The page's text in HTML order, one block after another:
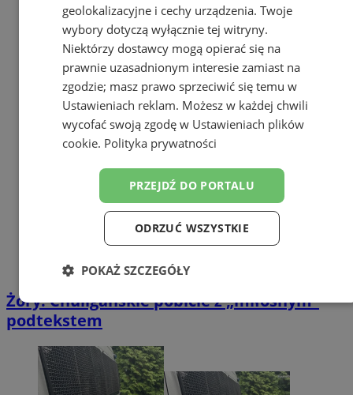
Żory: Chuligańskie pobicie z „miłosnym”
podtekstem
geolokalizacyjne i cechy urządzenia. Twoje
wybory dotyczą wyłącznie tej witryny.
Niektórzy dostawcy mogą opierać się na
prawnie uzasadnionym interesie zamiast na
zgodzie; masz prawo sprzeciwić się temu w
Ustawieniach reklam. Możesz w każdej chwili
wycofać swoją zgodę w Ustawieniach plików
cookie. Polityka prywatności
PRZEJDŹ DO PORTALU
ODRZUĆ WSZYSTKIE
POKAŻ SZCZEGÓŁY
Niezbędne Wydajność Targetowanie
Funkcjonalność